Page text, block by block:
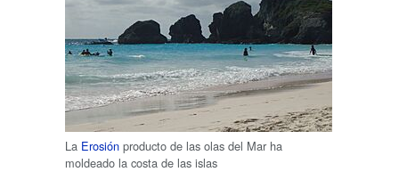
La Erosión producto de las olas del Mar ha
moldeado la costa de las islas